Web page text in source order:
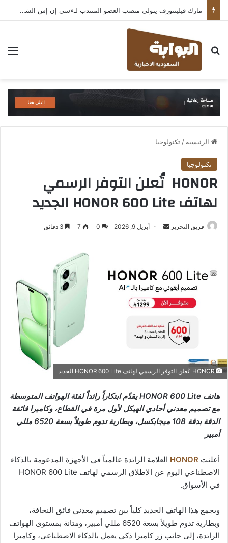
مارك فيلينتورف يتولى منصب العضو المنتدب لـ«سي إن إس الشرق الأوسط» ويشرف على شركات قطاع التكنولوجيا ضمن مجموعة غباش
بحث عن
الرئيسية / تكنولوجيا
تكنولوجيا
HONOR تُعلن التوفر الرسمي
لهاتف HONOR 600 Lite الجديد
فريق التحرير
أرسل أبريل 9, 2026 0
7
HONOR تُعلن التوفر الرسمي لهاتف HONOR 600 Lite الجديد
هاتف HONOR 600 Lite يقدّم ابتكاراً رائداً لفئة الهواتف المتوسطة
مع تصميم معدني أحادي الهيكل لأول مرة في القطاع، وكاميرا فائقة
الدقة بدقة 108 ميجابكسل، وبطارية تدوم طويلاً بسعة 6520 مللي
أمبير
أعلنت HONOR العلامة الرائدة عالمياً في الأجهزة المدعومة بالذكاء
الاصطناعي اليوم عن الإطلاق الرسمي لهاتف HONOR 600 Lite
في الأسواق.
ويجمع هذا الهاتف الجديد كلياً بين تصميم معدني فائق النحافة،
وبطارية تدوم طويلاً بسعة 6520 مللي أمبير، ومتانة بمستوى الهواتف
الرائدة، إلى جانب زر كاميرا ذكي يعمل بالذكاء الاصطناعي، وكاميرا